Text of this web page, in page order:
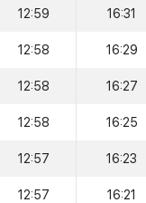
12:59 16:31
12:58 16:29
12:58 16:27
12:58 16:25
12:57 16:23
12:57 16:21